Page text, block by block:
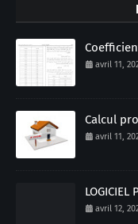
avril 11,
Calcul
avril 11,
LOGICIEL
avril 12,